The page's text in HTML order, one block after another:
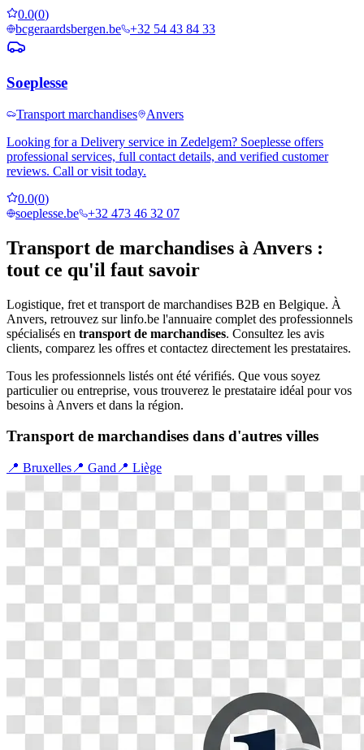
0.0(0)
bcgeraardsbergen.be
+32 54 43 84 33
Soeplesse
Transport marchandises
Anvers
Looking for a Delivery service in Zedelgem? Soeplesse offers
professional services, full contact details, and verified customer
reviews. Call or visit today.
0.0(0)
soeplesse.be
+32 473 46 32 07
Transport de marchandises à Anvers :
tout ce qu'il faut savoir
Logistique, fret et transport de marchandises B2B en Belgique. À
Anvers, retrouvez sur linfo.be l'annuaire complet des professionnels
spécialisés en transport de marchandises. Consultez les avis
clients, comparez les offres et contactez directement les prestataires.
Tous les professionnels listés ont été vérifiés. Que vous soyez
particulier ou entreprise, vous trouverez le prestataire idéal pour vos
besoins à Anvers et dans la région.
Transport de marchandises dans d'autres villes
📍 Bruxelles 📍 Gand 📍 Liège